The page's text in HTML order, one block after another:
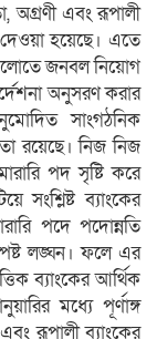
অগ্রণী এবং রূপালী
হয়েছে। এতে
জনবল নিয়োগ
অনুসরণ করার
সাংগঠনিক
রয়েছে। নিজ নিজ
পদ সৃষ্টি করে
ব্যাংকের
পদে পদোন্নতি
লঙ্ঘন। ফলে এর
ব্যাংকের আর্থিক
মধ্যে পূর্ণাঙ্গ
রূপালী ব্যাংকের